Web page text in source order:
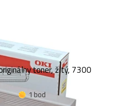
toner, žltý, 7300
1 bod